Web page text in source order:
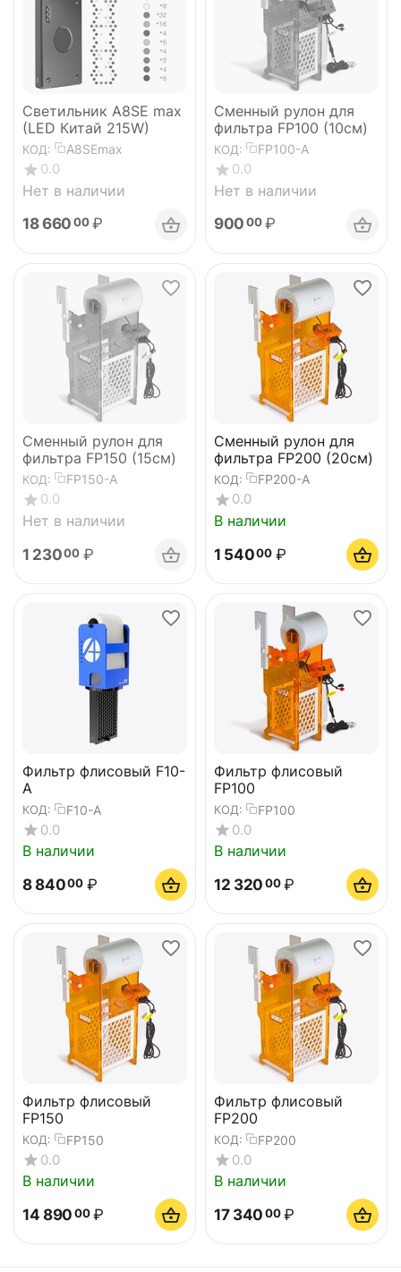
Светильник A8SE max
(LED Китай 215W)
КОД: A8SEmax
0.0
Нет в наличии
18 660 00 ₽
Сменный рулон для
фильтра FP100 (10см)
КОД: FP100-A
0.0
Нет в наличии
900 00 ₽
Сменный рулон для
фильтра FP150 (15см)
КОД: FP150-A
0.0
Нет в наличии
1 23000 ₽
Сменный рулон для
фильтра FP200 (20см)
КОД: FP200-A
0.0
В наличии
1 54000 ₽
Фильтр флисовый F10-
A
КОД: F10-A
0.0
В наличии
8 84000 ₽
Фильтр флисовый
FP100
КОД: FP100
0.0
В наличии
12 320 00 ₽
Фильтр флисовый
FP150
КОД: FP150
0.0
В наличии
14 890 00 ₽
Фильтр флисовый
FP200
КОД: FP200
0.0
В наличии
17 340 00 ₽